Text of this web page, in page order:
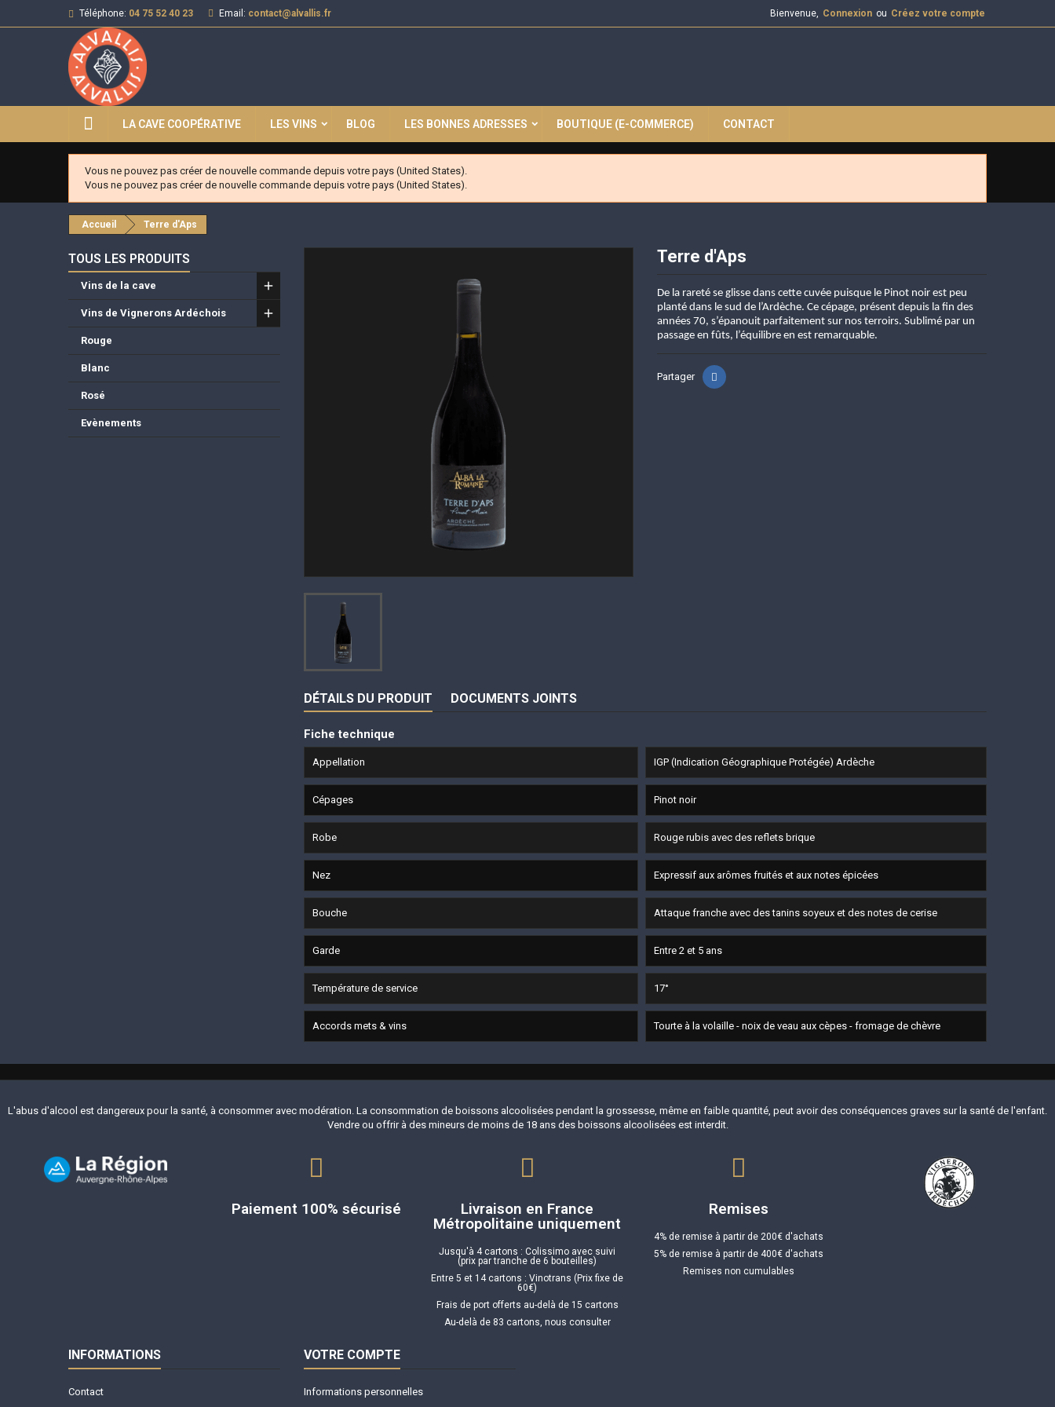
Téléphone: 04 75 52 40 23 Email: contact@alvallis.fr Bienvenue, Connexion ou Créez votre compte
LA CAVE COOPÉRATIVE LES VINS BLOG LES BONNES ADRESSES BOUTIQUE (E-COMMERCE) CONTACT
Vous ne pouvez pas créer de nouvelle commande depuis votre pays (United States).
Vous ne pouvez pas créer de nouvelle commande depuis votre pays (United States).
Accueil Terre d'Aps
TOUS LES PRODUITS
Vins de la cave
Vins de Vignerons Ardéchois
Rouge
Blanc
Rosé
Evènements
Terre d'Aps
De la rareté se glisse dans cette cuvée puisque le Pinot noir est peu
planté dans le sud de l’Ardèche. Ce cépage, présent depuis la fin des
années 70, s’épanouit parfaitement sur nos terroirs. Sublimé par un
passage en fûts, l’équilibre en est remarquable.
Partager
DÉTAILS DU PRODUIT DOCUMENTS JOINTS
Fiche technique
Appellation IGP (Indication Géographique Protégée) Ardèche
Cépages Pinot noir
Robe Rouge rubis avec des reflets brique
Nez Expressif aux arômes fruités et aux notes épicées
Bouche Attaque franche avec des tanins soyeux et des notes de cerise
Garde Entre 2 et 5 ans
Température de service 17°
Accords mets & vins Tourte à la volaille - noix de veau aux cèpes - fromage de chèvre
L'abus d'alcool est dangereux pour la santé, à consommer avec modération. La consommation de boissons alcoolisées pendant la grossesse, même en faible quantité, peut avoir des conséquences graves sur la santé de l'enfant.
Vendre ou offrir à des mineurs de moins de 18 ans des boissons alcoolisées est interdit.
Paiement 100% sécurisé
Livraison en France
Métropolitaine uniquement
Jusqu'à 4 cartons : Colissimo avec suivi
(prix par tranche de 6 bouteilles)
Entre 5 et 14 cartons : Vinotrans (Prix fixe de
60€)
Frais de port offerts au-delà de 15 cartons
Au-delà de 83 cartons, nous consulter
Remises
4% de remise à partir de 200€ d'achats
5% de remise à partir de 400€ d'achats
Remises non cumulables
INFORMATIONS
Contact
VOTRE COMPTE
Informations personnelles